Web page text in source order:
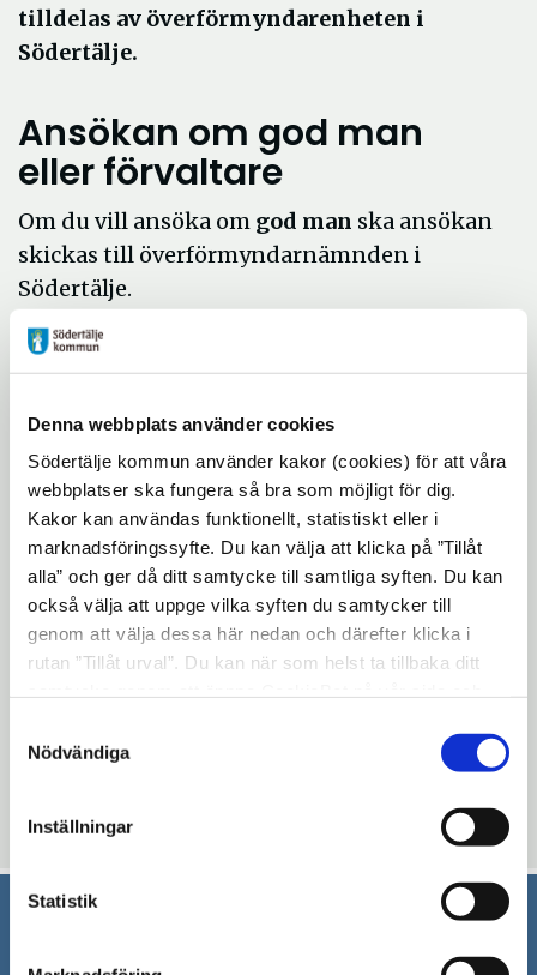
Denna webbplats använder cookies
Södertälje kommun använder kakor (cookies) för att våra
webbplatser ska fungera så bra som möjligt för dig.
Kakor kan användas funktionellt, statistiskt eller i
marknadsföringssyfte. Du kan välja att klicka på ”Tillåt
alla” och ger då ditt samtycke till samtliga syften. Du kan
också välja att uppge vilka syften du samtycker till
genom att välja dessa här nedan och därefter klicka i
rutan ”Tillåt urval”. Du kan när som helst ta tillbaka ditt
"Visa detaljer" kan du läsa om hur kakorna används och
hur vi och våra leverantörer inhämtar och behandlar
Nödvändiga
Inställningar
Statistik
tilldelas av överförmyndarenheten i
Södertälje.
Ansökan om god man
eller förvaltare
Om du vill ansöka om god man ska ansökan
skickas till överförmyndarnämnden i
Södertälje.
Om du vill ansöka om
ansökan i stället skickas till Södertälje
Kontakt
Vill du komma i kontakt med
Förvaltarenheten i frågor som rör deras
verksamhet?
forvaltarenheten@sodertalje.se
Blev du hjälpt av informationen på den här sidan?
thumb_up Ja